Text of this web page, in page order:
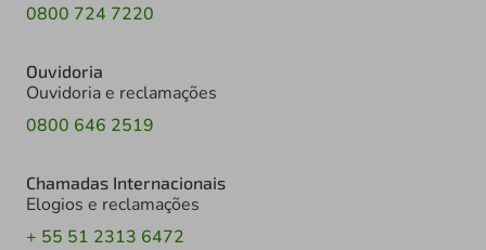
0800 724 7220
Ouvidoria
Ouvidoria e reclamações
0800 646 2519
Chamadas Internacionais
Elogios e reclamações
+ 55 51 2313 6472